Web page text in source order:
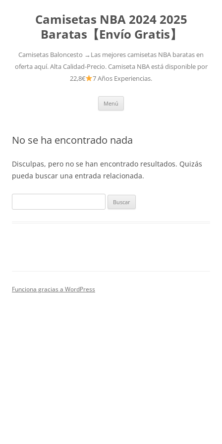
Camisetas NBA 2024 2025
Baratas【Envío Gratis】
Camisetas Baloncesto →Las mejores camisetas NBA baratas en
oferta aquí. Alta Calidad-Precio. Camiseta NBA está disponible por
22,8€
7 Años Experiencias.
Menú
No se ha encontrado nada
Disculpas, pero no se han encontrado resultados. Quizás
pueda buscar una entrada relacionada.
Funciona gracias a WordPress